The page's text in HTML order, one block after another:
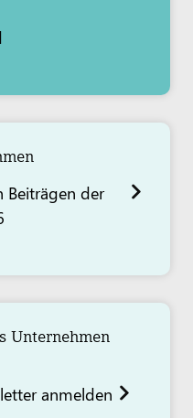
Beiträgen der
Unternehmen
anmelden